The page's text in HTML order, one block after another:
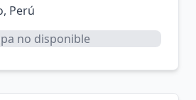
Perú
no disponible